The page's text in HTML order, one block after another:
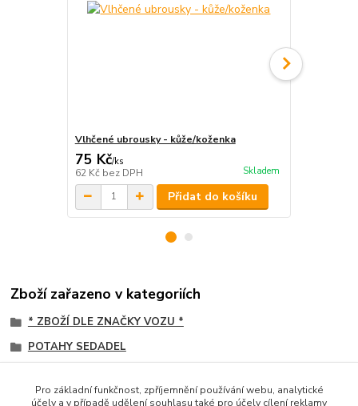
Vlhčené ubrousky - kůže/koženka
75 Kč/ks
62 Kč bez DPH Skladem
Přidat do košíku
Zboží zařazeno v kategoriích
* ZBOŽÍ DLE ZNAČKY VOZU *
POTAHY SEDADEL
KOŽENKOVÉ
Pro základní funkčnost, zpříjemnění používání webu, analytické
účely a v případě udělení souhlasu také pro účely cílení reklamy